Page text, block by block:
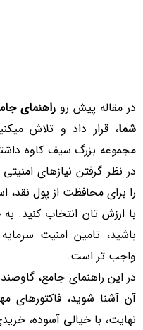
در مقاله پیش روراهنمای
شما، قرار داد و تلاش
مجموعه بزرگ سیف کاوه
در نظر گرفتن نیازهای
را برای محافظت از پول نقد،
با ارزش تان انتخاب
باشید، تامین امنیت
واجب تر است.
در این راهنمای جامع،
آن آشنا شوید، فاکتورهای
نهایت، با خیالی آسوده،